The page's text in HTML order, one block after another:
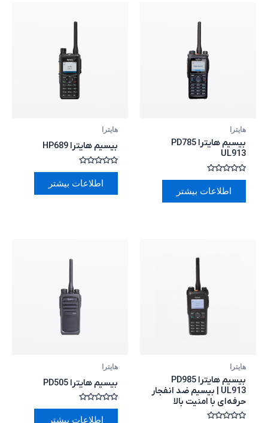
هایترا
بیسیم هایترا PD785
UL913
امتیاز
اطلاعات بیشتر
هایترا
بیسیم هایترا HP689
امتیاز
اطلاعات بیشتر
هایترا
بیسیم هایترا PD985
UL913 | بیسیم ضد انفجار
حرفه‌ای با امنیت بالا
هایترا
بیسیم هایترا PD505
امتیاز
اطلاعات بیشتر